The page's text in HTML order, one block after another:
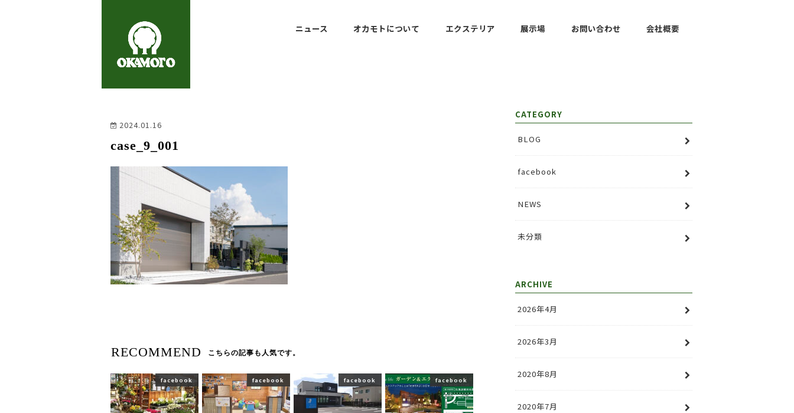
ニュース オカモトについて エクステリア 展示場 お問い合わせ 会社概要
2024.01.16
case_9_001
RECOMMEND こちらの記事も人気です。
facebook facebook facebook facebook
CATEGORY
BLOG
facebook
NEWS
未分類
ARCHIVE
2026年4月
2026年3月
2020年8月
2020年7月